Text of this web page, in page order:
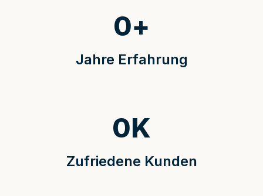
Jahre Erfahrung
0+
Zufriedene Kunden
0K